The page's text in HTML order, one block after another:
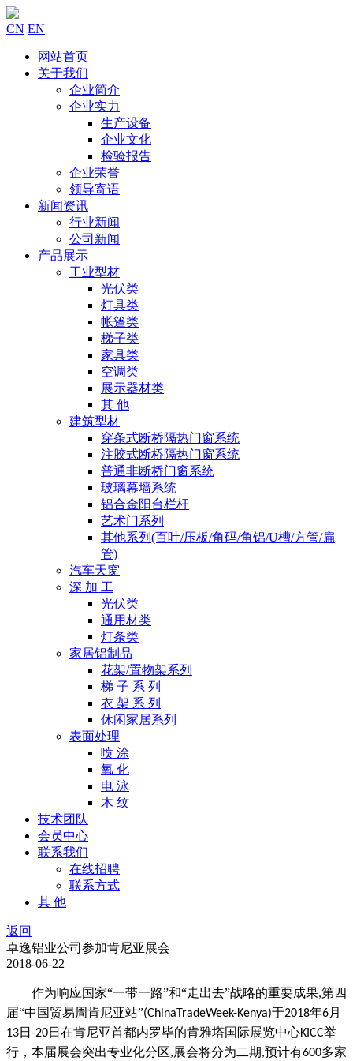
CN EN
网站首页
关于我们
企业简介
企业实力
生产设备
企业文化
检验报告
企业荣誉
领导寄语
新闻资讯
行业新闻
公司新闻
产品展示
工业型材
光伏类
灯具类
帐篷类
梯子类
家具类
空调类
展示器材类
其 他
建筑型材
穿条式断桥隔热门窗系统
注胶式断桥隔热门窗系统
普通非断桥门窗系统
玻璃幕墙系统
铝合金阳台栏杆
艺术门系列
其他系列(百叶/压板/角码/角铝/U槽/方管/扁
管)
汽车天窗
深 加 工
光伏类
通用材类
灯条类
家居铝制品
花架/置物架系列
梯 子 系 列
衣 架 系 列
休闲家居系列
表面处理
喷 涂
氧 化
电 泳
木 纹
技术团队
会员中心
联系我们
在线招聘
联系方式
其 他
返回
卓逸铝业公司参加肯尼亚展会
2018-06-22
作为响应国家“一带一路”和“走出去”战略的重要成果,第四
届“中国贸易周肯尼亚站”(ChinaTradeWeek-Kenya)于2018年6月
13日 -20日在肯尼亚首都内罗毕的肯雅塔国际展览中心KICC举
行 ， 本届展会突出专业化分区,展会将分为二期,预计有600多家